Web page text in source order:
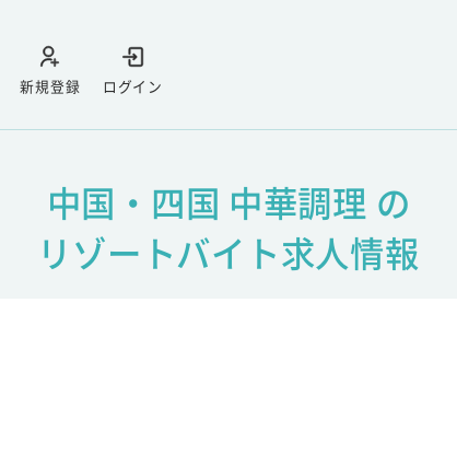
ログイン
新規登録
中国・四国 中華調理 の
リゾートバイト求人情報